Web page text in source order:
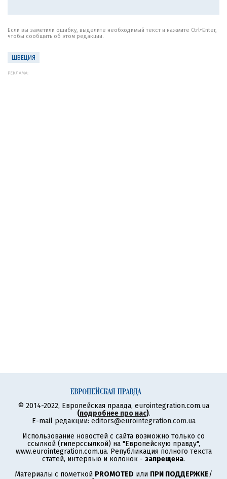
Если вы заметили ошибку, выделите необходимый текст и нажмите Ctrl+Enter,
чтобы сообщить об этом редакции.
ШВЕЦИЯ
РЕКЛАМА:
© 2014-2022, Европейская правда, eurointegration.com.ua
(подробнее про нас).
E-mail редакции: editors@eurointegration.com.ua
Использование новостей с сайта возможно только со
ссылкой (гиперссылкой) на "Европейскую правду",
www.eurointegration.com.ua. Републикация полного текста
статей, интервью и колонок - запрещена.
Материалы с пометкой PROMOTED или ПРИ ПОДДЕРЖКЕ/